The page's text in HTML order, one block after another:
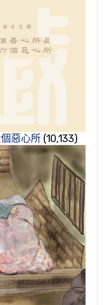
惡心所 (10,133)